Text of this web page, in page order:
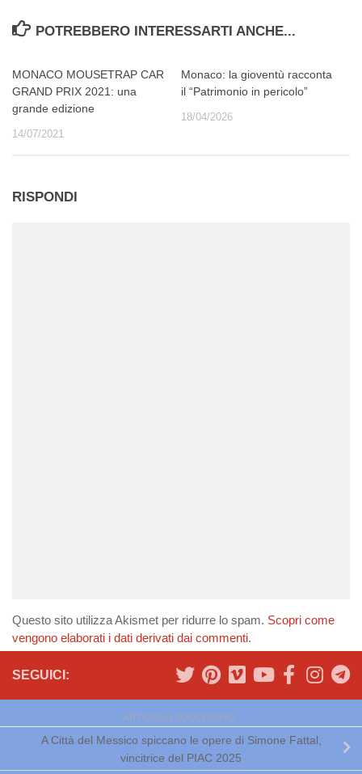
POTREBBERO INTERESSARTI ANCHE...
MONACO MOUSETRAP CAR
GRAND PRIX 2021: una
grande edizione
14/07/2021
Monaco: la gioventù racconta
il “Patrimonio in pericolo”
18/04/2026
RISPONDI
Questo sito utilizza Akismet per ridurre lo spam. Scopri come
vengono elaborati i dati derivati dai commenti.
SEGUICI:
ARTICOLO SUCCESSIVO
A Città del Messico spiccano le opere di Simone Fattal,
vincitrice del PIAC 2025